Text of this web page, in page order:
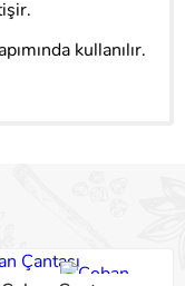
kullanılır.